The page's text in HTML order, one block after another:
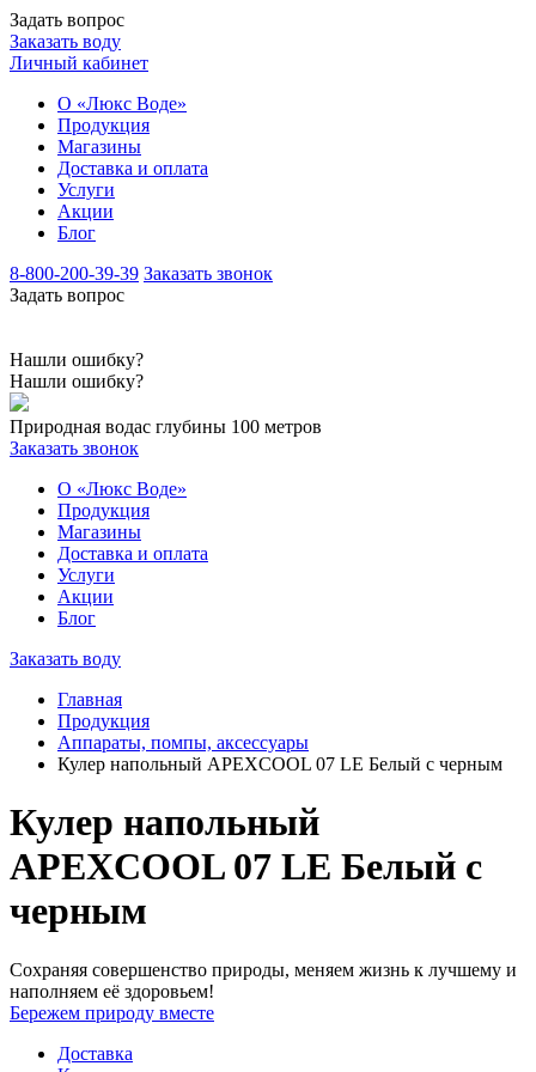
Задать вопрос
Заказать воду
Личный кабинет
О «Люкс Воде»
Продукция
Магазины
Доставка и оплата
Услуги
Акции
Блог
8-800-200-39-39 Заказать звонок
Задать вопрос
Нашли ошибку?
Нашли ошибку?
Природная водас глубины 100 метров
Заказать звонок
О «Люкс Воде»
Продукция
Магазины
Доставка и оплата
Услуги
Акции
Блог
Заказать воду
Главная
Продукция
Аппараты, помпы, аксессуары
Кулер напольный APEXCOOL 07 LE Белый с черным
Кулер напольный
APEXCOOL 07 LE Белый с
черным
Сохраняя совершенство природы, меняем жизнь к лучшему и
наполняем её здоровьем!
Бережем природу вместе
Доставка